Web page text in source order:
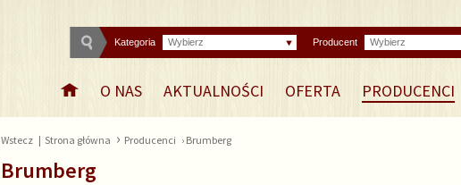
Kategoria Wybierz Producent Wybierz
O NAS AKTUALNOŚCI OFERTA PRODUCENCI
Wstecz | Strona główna › Producenci › Brumberg
Brumberg